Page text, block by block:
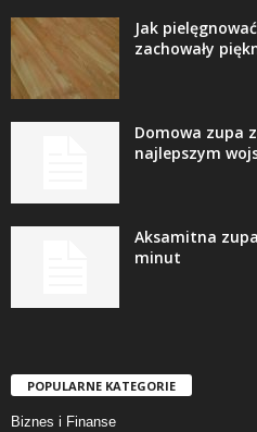
Jak
zachowały
Domowa zupa
najlepszym
Aksamitna
minut
POPULARNE KATEGORIE
Biznes i Finanse